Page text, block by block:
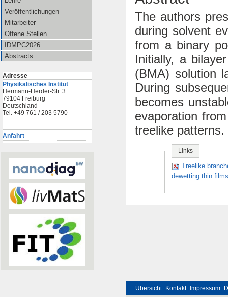
Veröffentlichungen
Mitarbeiter
Offene Stellen
IDMPC2026
Abstracts
Adresse
Physikalisches Institut
Hermann-Herder-Str. 3
79104 Freiburg
Deutschland
Tel. +49 761 / 203 5790
Anfahrt
The authors
during solvent
from a binary
Initially, a
(BMA) solution
During
becomes
evaporation
treelike patterns.
Links
Treelike
dewetting thin
Übersicht Kontakt Impressum